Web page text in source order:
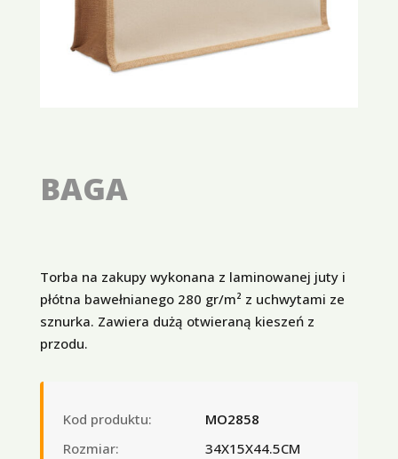
BAGA
Torba na zakupy wykonana z laminowanej juty i
płótna bawełnianego 280 gr/m² z uchwytami ze
sznurka. Zawiera dużą otwieraną kieszeń z
przodu.
Kod produktu:
MO2858
Rozmiar:
34X15X44.5CM